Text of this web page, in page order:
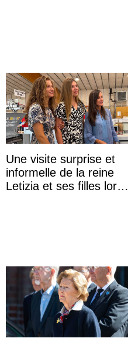
Une visite surprise et
informelle de la reine
Letizia et ses filles lors